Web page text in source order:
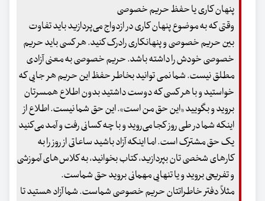
پنهان کاری یا حفظ حریم خصوصی
وقتی که به موضوع پنهان کاری در ازدواج می‌پردازید باید تفاوت
بین حریم خصوصی و پنهانکاری رادرک کنید. هر کسی باید حریم
خصوصی خودش را داشته باشد. حریم خصوصی به معنی آزادی
مطلق نیست. شما نمی توانید بخاطر حفظ این حریم هر جایی که
خواستید و با هر کسی که دوست داشتید بدون اطلاع همسرتان
بروید و بگویید «این حق من است». این حق شما نیست. اطلاع از
اینکه شما در طی روز کجا می‌روید و با چه کسانی رفت و آمد می‌کنید
یک حق مشترک است. اما اینکه آزاد باشید ساعاتی از روز را به
کارهای شخصی تان بپردازید، کتاب بخوانید، به کلاس‌های آموزشی
و تفریحی بروید و یا تنهایی مهمانی بروید حق شماست.
مثلاً دفتر خاطراتتان حریم خصوصی شماست. شما آزاد هستید تا